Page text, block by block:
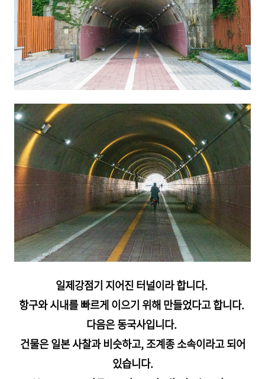
일제강점기 지어진 터널이라 합니다.
항구와 시내를 빠르게 이으기 위해 만들었다고 합니다.
다음은 동국사입니다.
건물은 일본 사찰과 비슷하고, 조계종 소속이라고 되어
있습니다.